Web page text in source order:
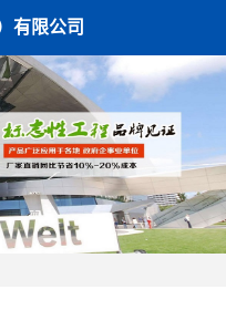
有限公司